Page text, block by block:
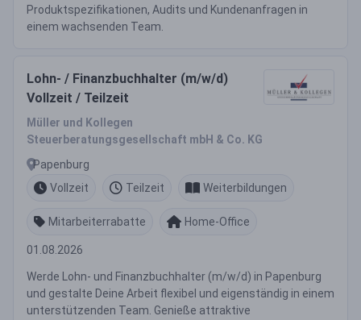
Produktspezifikationen, Audits und Kundenanfragen in
einem wachsenden Team.
Lohn- / Finanzbuchhalter (m/w/d)
Vollzeit / Teilzeit
Müller und Kollegen
Steuerberatungsgesellschaft mbH & Co. KG
Papenburg
Vollzeit
Teilzeit Weiterbildungen
Mitarbeiterrabatte Home-Office
01.08.2026
Werde Lohn- und Finanzbuchhalter (m/w/d) in Papenburg
und gestalte Deine Arbeit flexibel und eigenständig in einem
unterstützenden Team. Genieße attraktive